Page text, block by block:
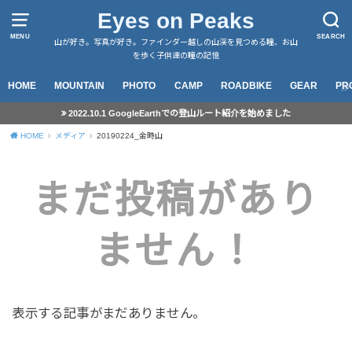
MENU SEARCH
Eyes on Peaks
山が好き。写真が好き。ファインダー越しの山渓を見つめる瞳、お山
を歩く子供達の瞳の記憶
HOME MOUNTAIN PHOTO CAMP ROADBIKE GEAR
2022.10.1 GoogleEarthでの登山ルート紹介を始めました
HOME メディア 20190224_金時山
まだ投稿があり
ません！
表示する記事がまだありません。